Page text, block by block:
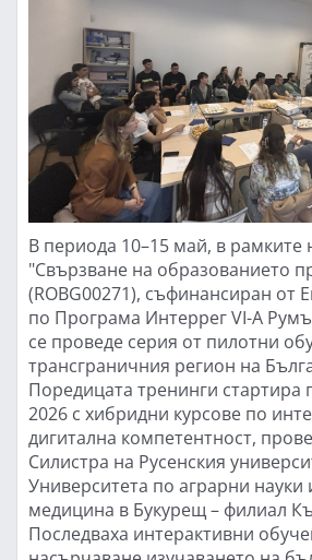
В периода 10–15 май, в рамките
"Свързване на образованието
(ROBG00271), съфинансиран от
по Програма Интеррег VI-A
се проведе серия от пилотни
трансграничния регион на
Поредицата тренинги стартира
2026 с хибридни курсове по
дигитална компетентност,
Силистра на Русенския
Университета по аграрни науки
медицина в Букурещ – филиал
Последваха интерактивни